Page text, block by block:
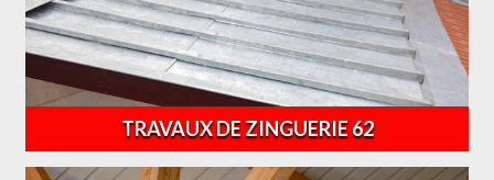
TRAVAUX DE ZINGUERIE 62